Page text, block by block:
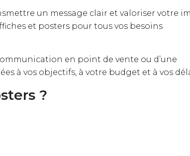
un message clair et valoriser votre
et posters pour tous vos besoins
en point de vente ou d’une
à vos objectifs, à votre budget et à vos
?